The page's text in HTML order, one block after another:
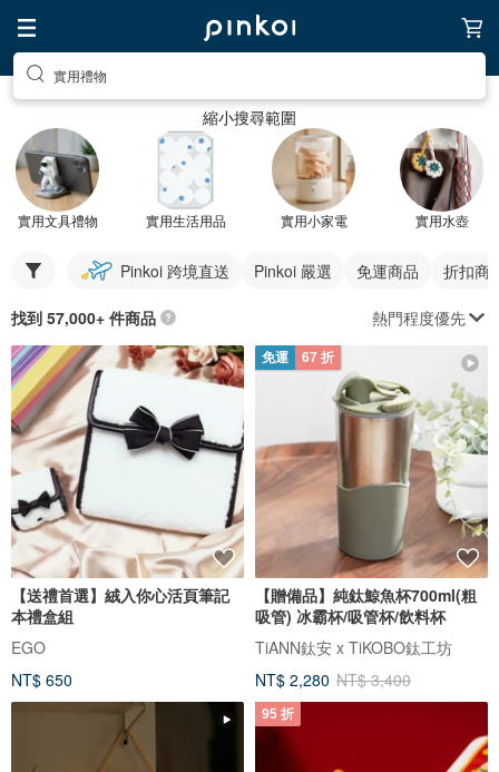
實用禮物
縮小搜尋範圍
實用文具禮物 實用生活用品 實用小家電 實用水壺
Pinkoi 跨境直送 Pinkoi 嚴選 免運商品 折扣商
找到 57,000+ 件商品 熱門程度優先
【送禮首選】絨入你心活頁筆記
本禮盒組
EGO
NT$ 650
免運 67 折
【贈備品】純鈦鯨魚杯700ml(粗
吸管) 冰霸杯/吸管杯/飲料杯
TiANN鈦安 x TiKOBO鈦工坊
NT$ 2,280 NT$ 3,400
95 折